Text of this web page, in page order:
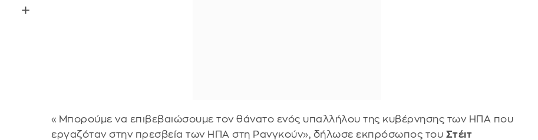
«Μπορούμε να επιβεβαιώσουμε τον θάνατο ενός υπαλλήλου της κυβέρνησης των ΗΠΑ που
εργαζόταν στην πρεσβεία των ΗΠΑ στη Ρανγκούν», δήλωσε εκπρόσωπος του Στέιτ